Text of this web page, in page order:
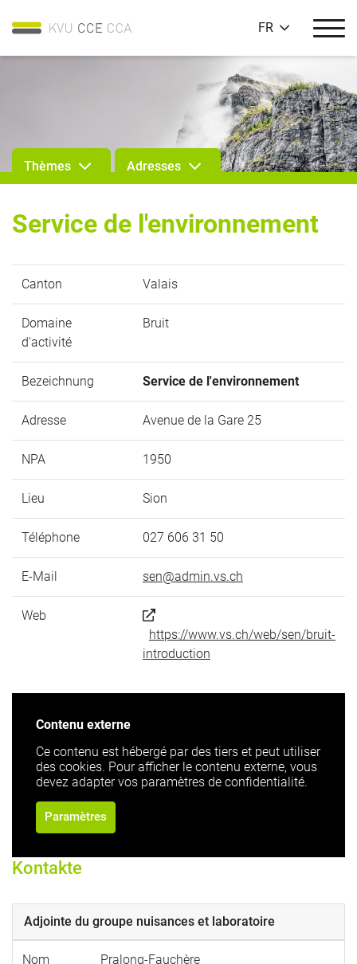
FR
Thèmes Adresses
Service de l'environnement
Canton Valais
Domaine
d'activité
Bruit
Bezeichnung Service de l'environnement
Adresse Avenue de la Gare 25
NPA 1950
Lieu Sion
Téléphone 027 606 31 50
E-Mail sen@admin.vs.ch
Web
https://www.vs.ch/web/sen/bruit-
introduction
Contenu externe
Ce contenu est hébergé par des tiers et peut utiliser
des cookies. Pour afficher le contenu externe, vous
devez adapter vos paramètres de confidentialité.
Paramètres
Kontakte
Adjointe du groupe nuisances et laboratoire
Nom Pralong-Fauchère